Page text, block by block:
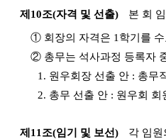
제10조(자격 및 선출) 본 회
① 회장의 자격은 1학기를
② 총무는 석사과정 등록자
1. 원우회장 선출 안 : 총무
2. 총무 선출 안 : 원우회
제11조(임기 및 보선)
각 임